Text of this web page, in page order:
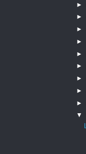
►
►
►
►
►
►
►
►
►
▼